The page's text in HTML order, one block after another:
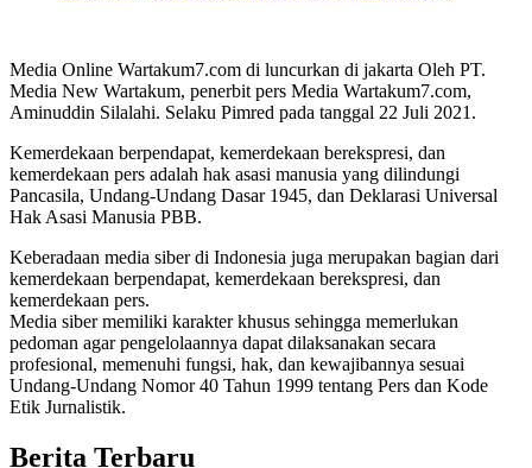
Media Online Wartakum7.com di luncurkan di jakarta Oleh PT.
Media New Wartakum, penerbit pers Media Wartakum7.com,
Aminuddin Silalahi. Selaku Pimred pada tanggal 22 Juli 2021.
Kemerdekaan berpendapat, kemerdekaan berekspresi, dan
kemerdekaan pers adalah hak asasi manusia yang dilindungi
Pancasila, Undang-Undang Dasar 1945, dan Deklarasi Universal
Hak Asasi Manusia PBB.
Keberadaan media siber di Indonesia juga merupakan bagian dari
kemerdekaan berpendapat, kemerdekaan berekspresi, dan
kemerdekaan pers.
Media siber memiliki karakter khusus sehingga memerlukan
pedoman agar pengelolaannya dapat dilaksanakan secara
profesional, memenuhi fungsi, hak, dan kewajibannya sesuai
Undang-Undang Nomor 40 Tahun 1999 tentang Pers dan Kode
Etik Jurnalistik.
Berita Terbaru